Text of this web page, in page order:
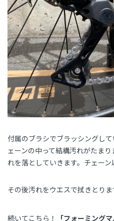
付属のブラシでブラッシングし
ェーンの中って結構汚れがたま
れを落としていきます。チェー
その後汚れをウエスで拭きとりま
続いてこちら！ 「フォーミング